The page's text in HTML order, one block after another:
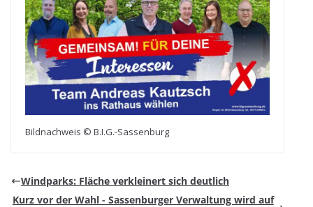
Bild­nach­weis © B.I.G.-Sassenburg
Wind­parks: Flä­che ver­klei­nert sich deutlich
Kurz vor der Wahl - Sas­sen­bur­ger Ver­wal­tung wird auf